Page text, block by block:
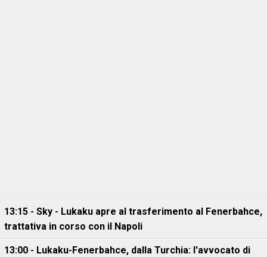
13:15 - Sky - Lukaku apre al trasferimento al Fenerbahce,
trattativa in corso con il Napoli
13:00 - Lukaku-Fenerbahce, dalla Turchia: l'avvocato di